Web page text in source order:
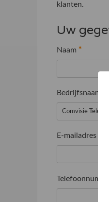
klanten.
Uw
Naam *
Bedrijfsnaam
E-mailadres